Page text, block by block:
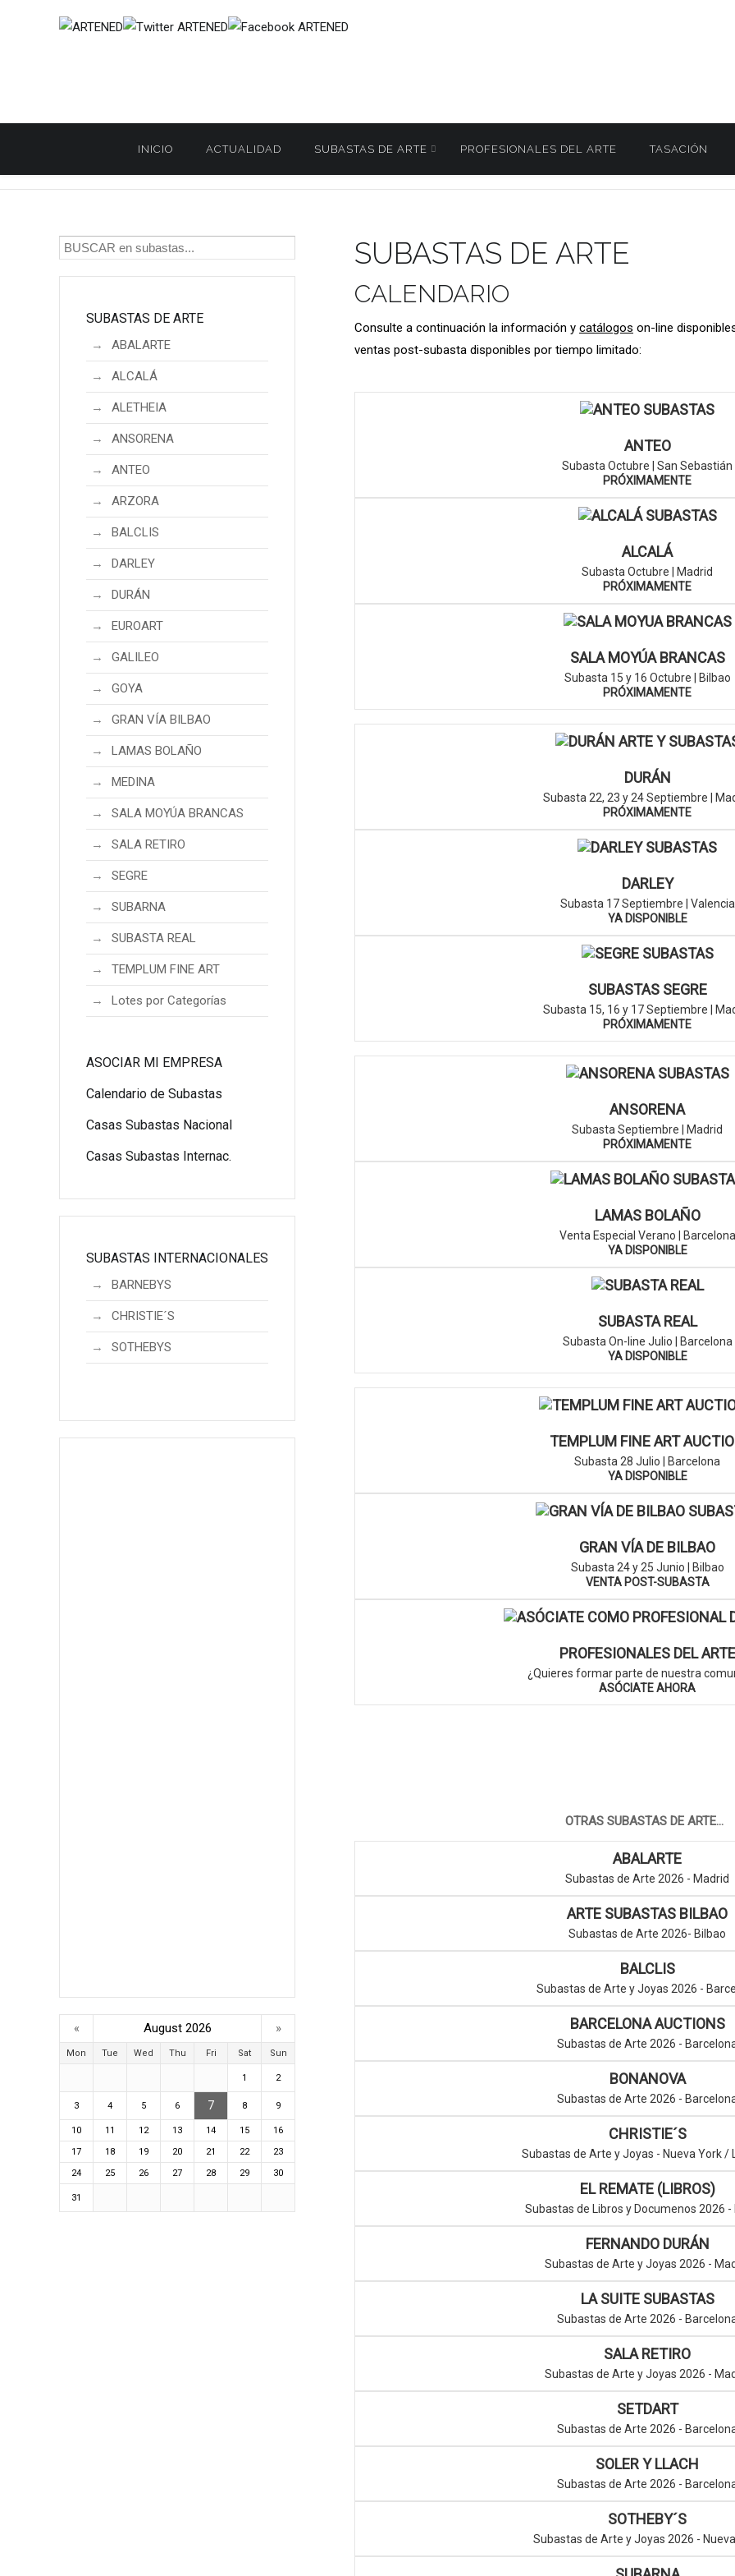
INICIO ACTUALIDAD SUBASTAS DE ARTE PROFESIONALES DEL ARTE
TASACIÓN
SUBASTAS DE ARTE
CALENDARIO
Consulte a continuación la información y catálogos on-line
ventas post-subasta disponibles por tiempo limitado:
ANTEO
Subasta Octubre | San Sebastián
PRÓXIMAMENTE
ALCALÁ
Subasta Octubre | Madrid
PRÓXIMAMENTE
SALA MOYÚA BRANCAS
Subasta 15 y 16 Octubre | Bilbao
PRÓXIMAMENTE
DURÁN
Subasta 22, 23 y 24 Septiembre |
PRÓXIMAMENTE
DARLEY
Subasta 17 Septiembre | Valencia
YA DISPONIBLE
SUBASTAS SEGRE
Subasta 15, 16 y 17 Septiembre |
PRÓXIMAMENTE
ANSORENA
Subasta Septiembre | Madrid
PRÓXIMAMENTE
LAMAS BOLAÑO
Venta Especial Verano | Barcelona
YA DISPONIBLE
SUBASTA REAL
Subasta On-line Julio | Barcelona
YA DISPONIBLE
TEMPLUM FINE ART
Subasta 28 Julio | Barcelona
YA DISPONIBLE
GRAN VÍA DE BILBAO
Subasta 24 y 25 Junio | Bilbao
VENTA POST-SUBASTA
PROFESIONALES DEL ARTE
¿Quieres formar parte de nuestra
ASÓCIATE AHORA
OTRAS SUBASTAS DE ARTE...
ABALARTE
Subastas de Arte 2026 - Madrid
ARTE SUBASTAS BILBAO
Subastas de Arte 2026- Bilbao
BALCLIS
Subastas de Arte y Joyas 2026 -
BARCELONA AUCTIONS
Subastas de Arte 2026 -
BONANOVA
Subastas de Arte 2026 -
CHRISTIE´S
Subastas de Arte y Joyas - Nueva York /
EL REMATE (LIBROS)
Subastas de Libros y Documenos 2026 -
FERNANDO DURÁN
Subastas de Arte y Joyas 2026 -
LA SUITE SUBASTAS
Subastas de Arte 2026 -
SALA RETIRO
Subastas de Arte y Joyas 2026 -
SETDART
Subastas de Arte 2026 -
SOLER Y LLACH
Subastas de Arte 2026 -
SOTHEBY´S
Subastas de Arte y Joyas 2026 -
SUBASTAS DE ARTE
ABALARTE
ALCALÁ
ALETHEIA
ANSORENA
ANTEO
ARZORA
BALCLIS
DARLEY
DURÁN
EUROART
GALILEO
GOYA
GRAN VÍA BILBAO
LAMAS BOLAÑO
MEDINA
SALA MOYÚA BRANCAS
SALA RETIRO
SEGRE
SUBARNA
SUBASTA REAL
TEMPLUM FINE ART
Lotes por Categorías
ASOCIAR MI EMPRESA
Calendario de Subastas
Casas Subastas Nacional
Casas Subastas Internac.
SUBASTAS INTERNACIONALES
BARNEBYS
CHRISTIE´S
SOTHEBYS
« August 2026 »
Mon Tue Wed Thu Fri Sat Sun
1 2
3 4 5 6 7 8 9
10 11 12 13 14 15
16
17
18 19 20 21 22
23
24
25 26 27 28 29 30
31